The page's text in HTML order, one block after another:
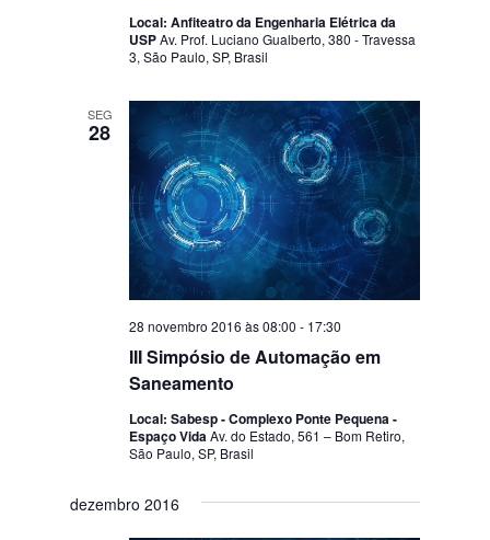
Local: Anfiteatro da Engenharia Elétrica da
USPAv. Prof. Luciano Gualberto, 380 - Travessa
3, São Paulo, SP, Brasil
SEG
28
III Simpósio de Automação em
Saneamento
28 novembro 2016 às 08:00 - 17:30
Local: Sabesp - Complexo Ponte Pequena -
Espaço VidaAv. do Estado, 561 – Bom Retiro,
São Paulo, SP, Brasil
dezembro 2016